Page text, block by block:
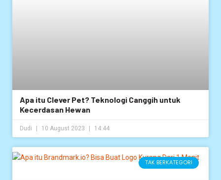
Apa itu Clever Pet? Teknologi Canggih untuk
Kecerdasan Hewan
Dudi 10 August 2023 14:44
TAK BERKATEGORI